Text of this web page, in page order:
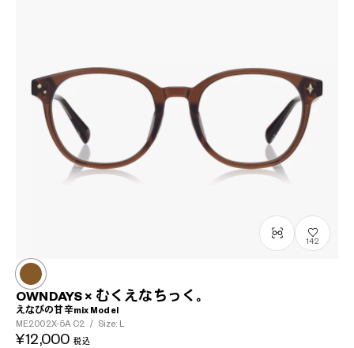
142
OWNDAYS × むくえなちっく。
えなぴの甘辛mix Model
ME2002X-5A C2 / Size: L
¥12,000 税込